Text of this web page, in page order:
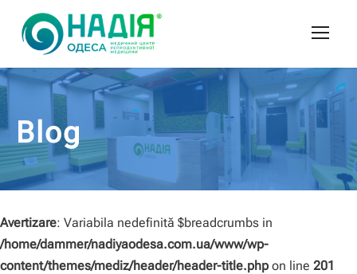
Blog
Avertizare: Variabila nedefinită $breadcrumbs in
/home/dammer/nadiyaodesa.com.ua/www/wp-
content/themes/mediz/header/header-title.phpon line 201